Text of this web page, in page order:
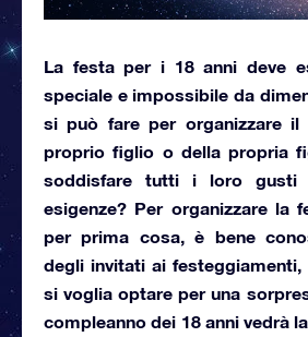
La festa per i 18 anni deve
speciale e impossibile da
si può fare per organizzare il
proprio figlio o della propria
soddisfare tutti i loro
esigenze? Per organizzare la
per prima cosa, è bene
degli invitati ai
si voglia optare per una
compleanno dei 18 anni vedrà